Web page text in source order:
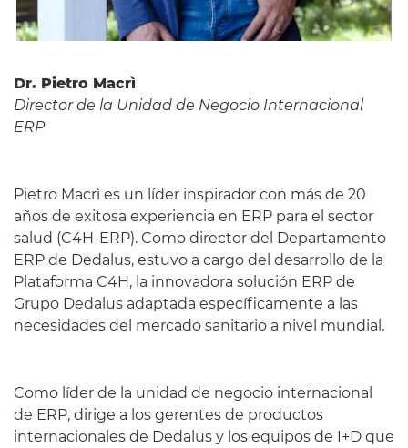
Dr. Pietro Macrì
Director de la Unidad de Negocio Internacional
ERP
Pietro Macrì es un líder inspirador con más de 20
años de exitosa experiencia en ERP para el sector
salud (C4H-ERP). Como director del Departamento
ERP de Dedalus, estuvo a cargo del desarrollo de la
Plataforma C4H, la innovadora solución ERP de
Grupo Dedalus adaptada específicamente a las
necesidades del mercado sanitario a nivel mundial.
Como líder de la unidad de negocio internacional
de ERP, dirige a los gerentes de productos
internacionales de Dedalus y los equipos de I+D que